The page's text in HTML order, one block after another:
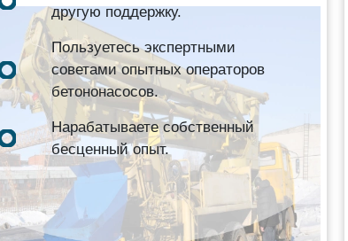
другую поддержку.
Пользуетесь экспертными
советами опытных операторов
бетононасосов.
Нарабатываете собственный
бесценный опыт.